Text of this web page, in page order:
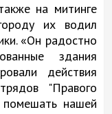
на митинге
их водил
«Он радостно
здания
действия
"Правого
помешать нашей